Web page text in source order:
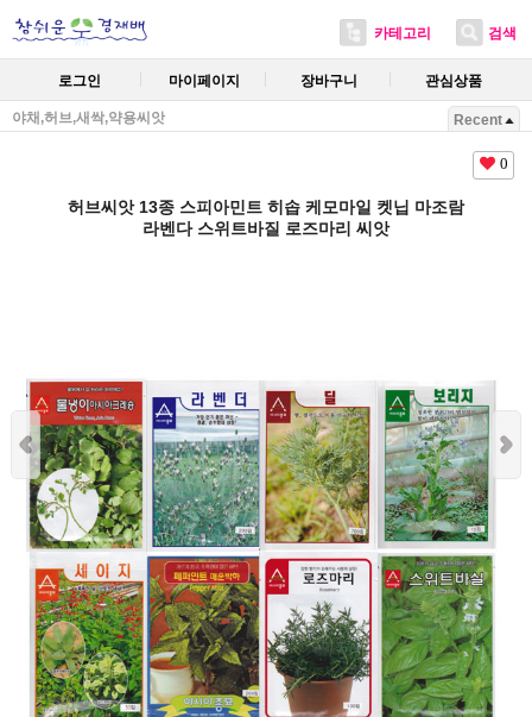
카테고리 검색
로그인 마이페이지 장바구니 관심상품
야채,허브,새싹,약용씨앗 Recent
0
허브씨앗 13종 스피아민트 히솝 케모마일 켓닙 마조람
라벤다 스위트바질 로즈마리 씨앗